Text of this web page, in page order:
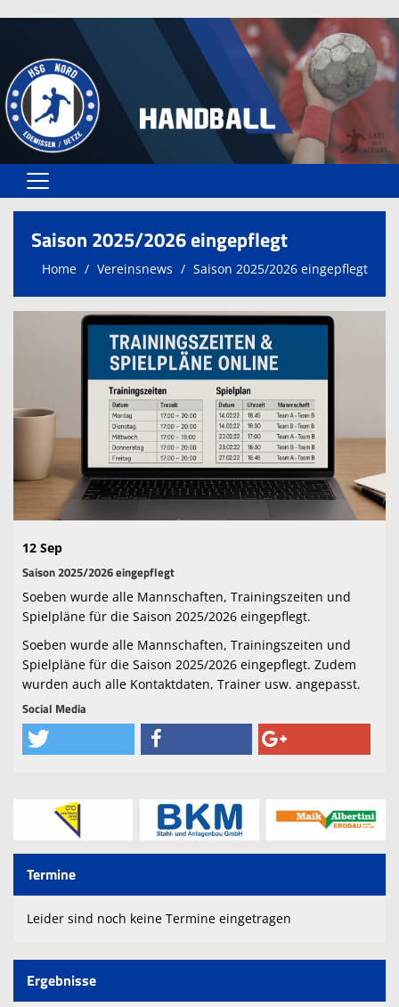
Home
Trainingszeiten
Sponsoren
Terminkalender
Kontaktformular
Downloads
Links
Saison 2025/2026 eingepflegt
Home Vereinsnews Saison 2025/2026 eingepflegt
12 Sep
Saison 2025/2026 eingepflegt
Soeben wurde alle Mannschaften, Trainingszeiten und
Spielpläne für die Saison 2025/2026 eingepflegt.
Soeben wurde alle Mannschaften, Trainingszeiten und
Spielpläne für die Saison 2025/2026 eingepflegt. Zudem
wurden auch alle Kontaktdaten, Trainer usw. angepasst.
Social Media
Termine
Leider sind noch keine Termine eingetragen
Ergebnisse